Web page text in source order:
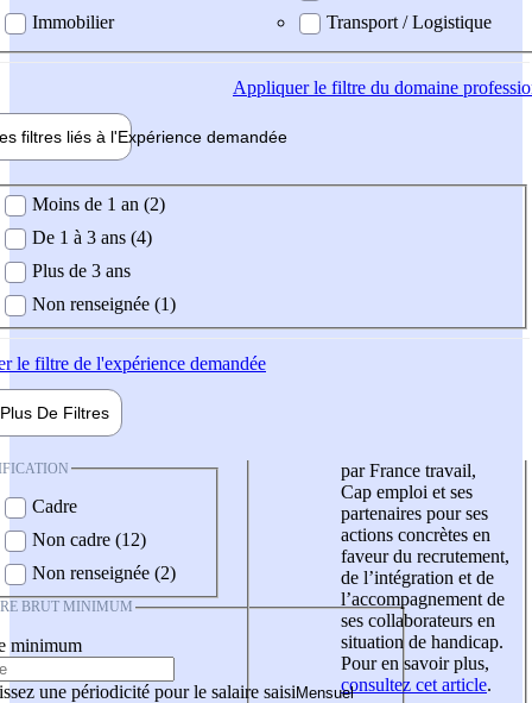
Immobilier
Transport / Logistique
Appliquerle filtre du domaine
filtres liés à l'Expérience demandée
demandée
Moins de 1 an (2)
De 1 à 3 ans (4)
Plus de 3 ans
Non renseignée (1)
le filtre de l'expérience demandée
Plus De Filtres
Cadre
Non cadre (12)
Non renseignée (2)
BRUT MINIMUM
minimum
une périodicité pour le salaire saisi
par France travail,
Cap emploi et ses
partenaires pour ses
actions concrètes en
faveur du recrutement,
de l’intégration et de
l’accompagnement de
ses collaborateurs en
situation de handicap.
Pour en savoir plus,
consultez cet article.